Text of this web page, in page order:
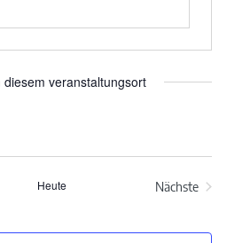
veranstaltungsort
Heute
Nächste